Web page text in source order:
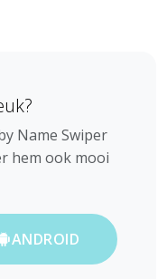
Name Swiper
hem ook mooi
ANDROID